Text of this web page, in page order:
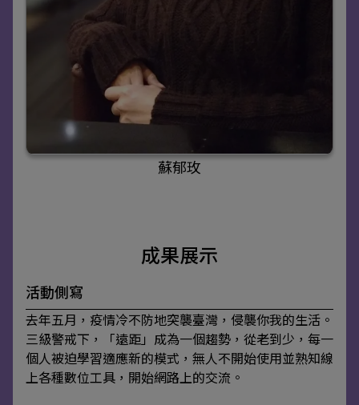
蘇郁玫
成果展示
活動側寫
去年五月，疫情冷不防地突襲臺灣，侵襲你我的生活。
三級警戒下，「遠距」成為一個趨勢，從老到少，每一
個人被迫學習適應新的模式，無人不開始使用並熟知線
上各種數位工具，開始網路上的交流。